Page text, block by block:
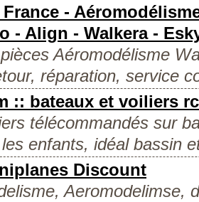
-
- Align - Walkera -
Aéromodélisme
réparation, service
:: bateaux et voiliers rc
télécommandés sur
enfants, idéal bassin
Discount
Aeromodelimse,